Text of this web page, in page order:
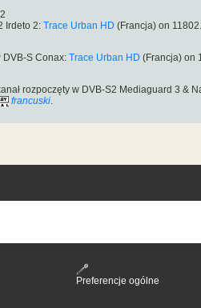
Irdeto 2: Trace Urban HD (Francja) on
DVB-S Conax: Trace Urban HD (Francja) on
rozpoczęty w DVB-S2 Mediaguard 3 &
francuski.
Preferencje ogólne